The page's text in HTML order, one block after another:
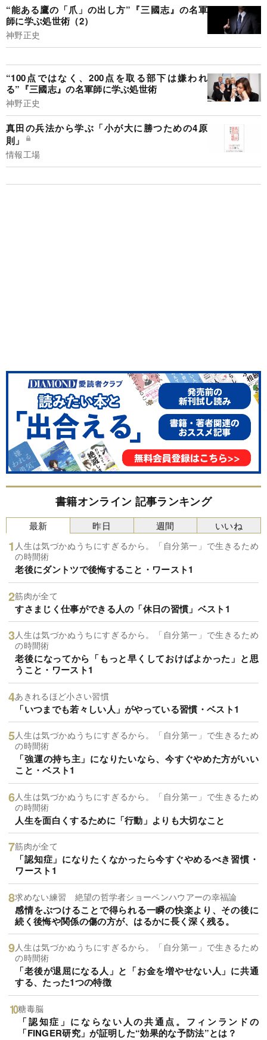
“能ある鷹の「爪」の出し方”『三國志』の名軍
師に学ぶ処世術（2）
神野正史
“100点ではなく、200点を取る部下は嫌われ
る”『三國志』の名軍師に学ぶ処世術
神野正史
真田の兵法から学ぶ「小が大に勝つための4原
則」
情報工場
書籍オンライン 記事ランキング
最新
人生は気づかぬうちにすぎるから。「自分第一」で生きるため
の時間術
老後にダントツで後悔すること・ワースト1
筋肉が全て
すさまじく仕事ができる人の「休日の習慣」ベスト1
人生は気づかぬうちにすぎるから。「自分第一」で生きるため
の時間術
老後になってから「もっと早くしておけばよかった」と思
うこと・ワースト1
あきれるほど小さい習慣
「いつまでも若々しい人」がやっている習慣・ベスト1
人生は気づかぬうちにすぎるから。「自分第一」で生きるため
の時間術
「強運の持ち主」になりたいなら、今すぐやめた方がいい
こと・ベスト1
人生は気づかぬうちにすぎるから。「自分第一」で生きるため
の時間術
人生を面白くするために「行動」よりも大切なこと
筋肉が全て
「認知症」になりたくなかったら今すぐやめるべき習慣・
ワースト1
求めない練習 絶望の哲学者ショーペンハウアーの幸福論
感情をぶつけることで得られる一瞬の快楽より、その後に
続く後悔や関係の傷の方が、はるかに長く深く残る。
人生は気づかぬうちにすぎるから。「自分第一」で生きるため
の時間術
「老後が退屈になる人」と「お金を増やせない人」に共通
する、たった1つの特徴
糖毒脳
「認知症」にならない人の共通点。フィンランドの
「FINGER研究」が証明した“効果的な予防法”とは？
昨日 週間 いいね